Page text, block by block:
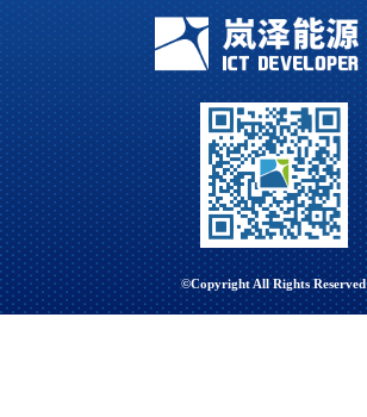
©Copyright All Rights Reserved